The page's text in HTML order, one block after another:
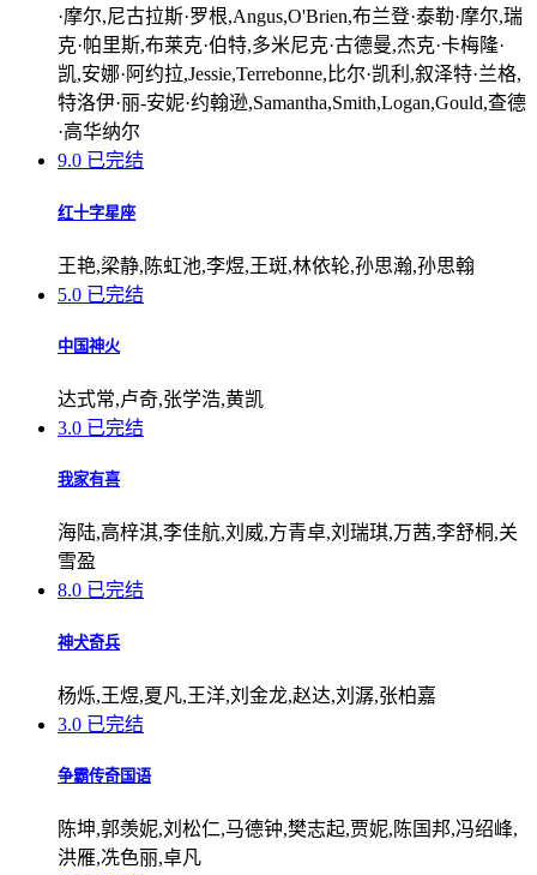
·摩尔,尼古拉斯·罗根,Angus,O'Brien,布兰登·泰勒·摩尔,瑞
克·帕里斯,布莱克·伯特,多米尼克·古德曼,杰克·卡梅隆·
凯,安娜·阿约拉,Jessie,Terrebonne,比尔·凯利,叙泽特·兰格,
特洛伊·丽-安妮·约翰逊,Samantha,Smith,Logan,Gould,查德
·高华纳尔
9.0 已完结
红十字星座
王艳,梁静,陈虹池,李煜,王斑,林依轮,孙思瀚,孙思翰
5.0 已完结
中国神火
达式常,卢奇,张学浩,黄凯
3.0 已完结
我家有喜
海陆,高梓淇,李佳航,刘威,方青卓,刘瑞琪,万茜,李舒桐,关
雪盈
8.0 已完结
神犬奇兵
杨烁,王煜,夏凡,王洋,刘金龙,赵达,刘潺,张柏嘉
3.0 已完结
争霸传奇国语
陈坤,郭羡妮,刘松仁,马德钟,樊志起,贾妮,陈国邦,冯绍峰,
洪雁,冼色丽,卓凡